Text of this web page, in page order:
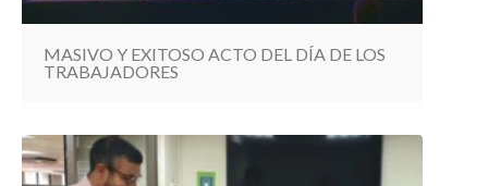
MASIVO Y EXITOSO ACTO DEL DÍA DE LOS
TRABAJADORES